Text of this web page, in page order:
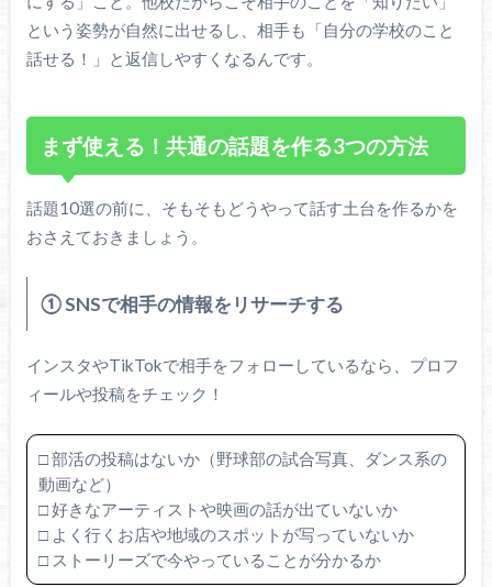
という姿勢が自然に出せるし、相手も「自分の学校のこと
話せる！」と返信しやすくなるんです。
まず使える！共通の話題を作る3つの方法
話題10選の前に、そもそもどうやって話す土台を作るかを
おさえておきましょう。
① SNSで相手の情報をリサーチする
インスタやTikTokで相手をフォローしているなら、プロフ
ィールや投稿をチェック！
□ 部活の投稿はないか（野球部の試合写真、ダンス系の
動画など）
□ 好きなアーティストや映画の話が出ていないか
□ よく行くお店や地域のスポットが写っていないか
□ ストーリーズで今やっていることが分かるか